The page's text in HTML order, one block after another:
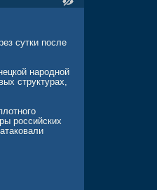
сутки после
народной
структурах,
российских